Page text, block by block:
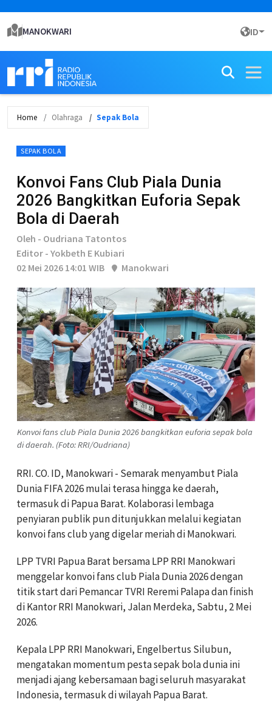
MANOKWARI ID
Home Olahraga Sepak Bola
SEPAK BOLA
Konvoi Fans Club Piala Dunia
2026 Bangkitkan Euforia Sepak
Bola di Daerah
Oleh - Oudriana Tatontos
Editor - Yokbeth E Kubiari
02 Mei 2026 14:01 WIB
Manokwari
Konvoi fans club Piala Dunia 2026 bangkitkan euforia sepak bola
di daerah. (Foto: RRI/Oudriana)
RRI. CO. ID, Manokwari - Semarak menyambut Piala
Dunia FIFA 2026 mulai terasa hingga ke daerah,
termasuk di Papua Barat. Kolaborasi lembaga
penyiaran publik pun ditunjukkan melalui kegiatan
konvoi fans club yang digelar meriah di Manokwari.
LPP TVRI Papua Barat bersama LPP RRI Manokwari
menggelar konvoi fans club Piala Dunia 2026 dengan
titik start dari Pemancar TVRI Reremi Palapa dan finish
di Kantor RRI Manokwari, Jalan Merdeka, Sabtu, 2 Mei
2026.
Kepala LPP RRI Manokwari, Engelbertus Silubun,
mengatakan momentum pesta sepak bola dunia ini
menjadi ajang kebersamaan bagi seluruh masyarakat
Indonesia, termasuk di wilayah Papua Barat.